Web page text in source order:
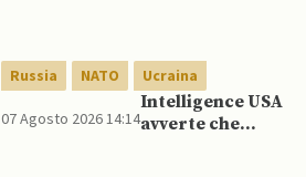
spagnoli
Russia NATO Ucraina
07 Agosto 2026 14:14
Intelligence USA
avverte che